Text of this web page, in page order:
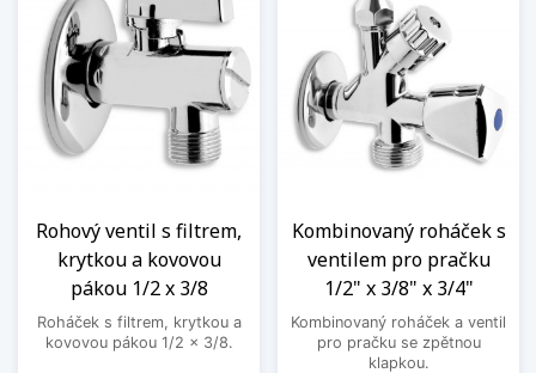
Rohový ventil s filtrem,
krytkou a kovovou
pákou 1/2 x 3/8
Roháček s filtrem, krytkou a
kovovou pákou 1/2 x 3/8.
Kombinovaný roháček s
ventilem pro pračku
1/2" x 3/8" x 3/4"
Kombinovaný roháček a ventil
pro pračku se zpětnou
klapkou.